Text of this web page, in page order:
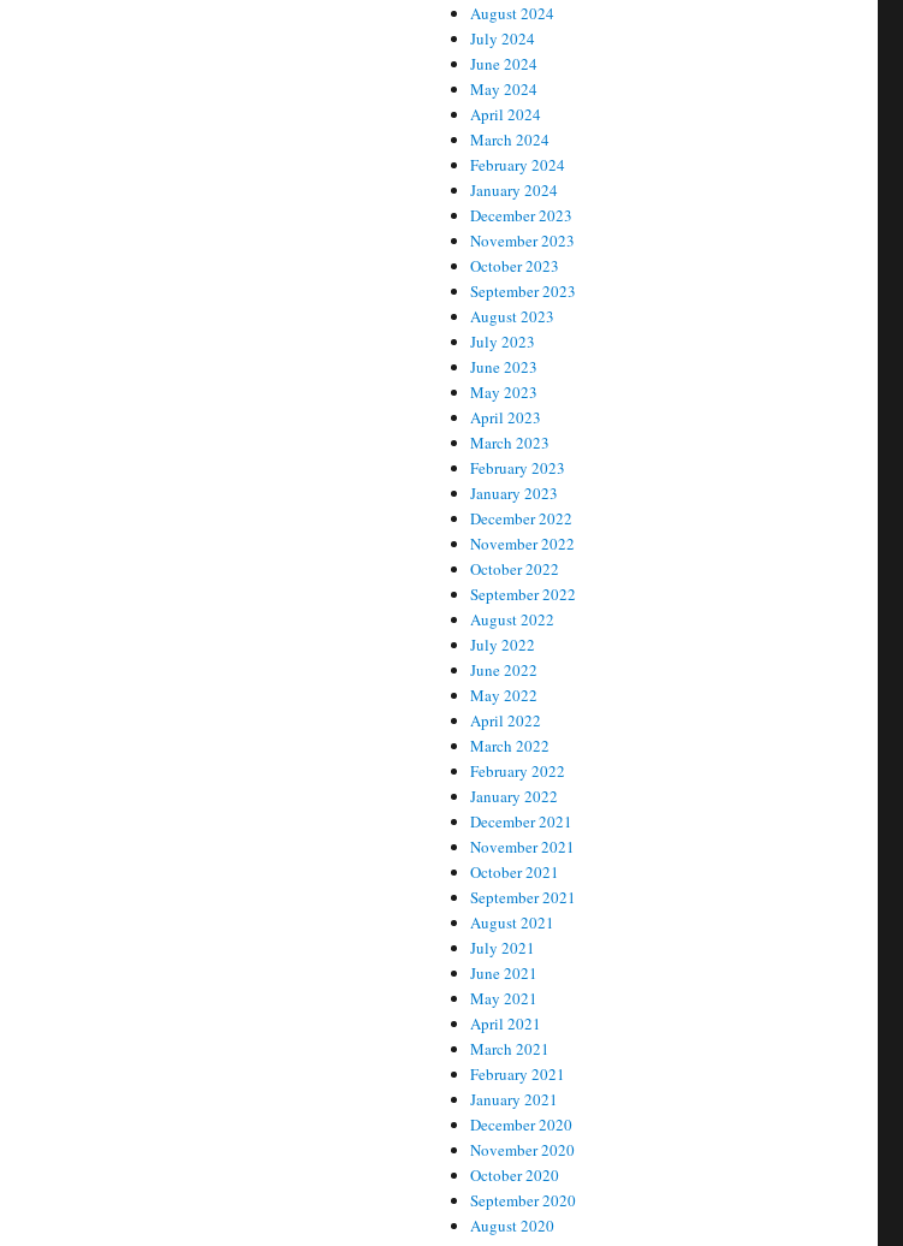
August 2024
July 2024
June 2024
May 2024
April 2024
March 2024
February 2024
January 2024
December 2023
November 2023
October 2023
September 2023
August 2023
July 2023
June 2023
May 2023
April 2023
March 2023
February 2023
January 2023
December 2022
November 2022
October 2022
September 2022
August 2022
July 2022
June 2022
May 2022
April 2022
March 2022
February 2022
January 2022
December 2021
November 2021
October 2021
September 2021
August 2021
July 2021
June 2021
May 2021
April 2021
March 2021
February 2021
January 2021
December 2020
November 2020
October 2020
September 2020
August 2020